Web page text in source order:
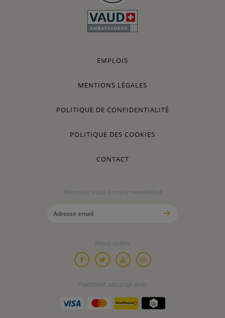
EMPLOIS
MENTIONS LÉGALES
POLITIQUE DE CONFIDENTIALITÉ
POLITIQUE DES COOKIES
CONTACT
Abonnez vous à notre newsletter
Nous suivre
Paiement sécurisé avec